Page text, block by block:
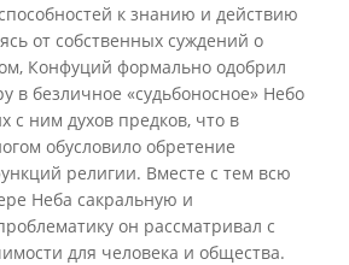
к знанию и действию
от собственных суждений о
Конфуций формально одобрил
в безличное «судьбоносное» Небо
ним духов предков, что в
обусловило обретение
религии. Вместе с тем всю
Неба сакральную и
он рассматривал с
для человека и общества.